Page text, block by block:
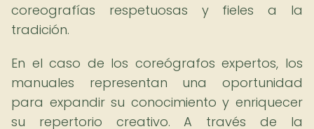
coreografías respetuosas y fieles a la
tradición.
En el caso de los coreógrafos expertos, los
manuales representan una oportunidad
para expandir su conocimiento y enriquecer
su repertorio creativo. A través de la